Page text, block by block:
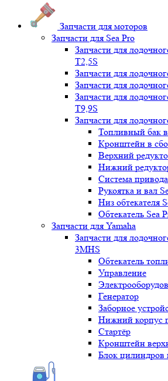
Запчасти для моторов
Запчасти для Sea Pro
Запчасти для
Т2,5S
Запчасти для
Запчасти для
Запчасти для
T9,9S
Запчасти для
Топливный бак в
Кронштейн в
Верхний
Нижний
Система
Рукоятка и вал
Низ обтекателя
Обтекатель Sea
Запчасти для Yamaha
Запчасти для
3MHS
Обтекатель
Управление
Генератор
Заборное
Нижний корпус
Стартёр
Кронштейн
Блок цилиндров